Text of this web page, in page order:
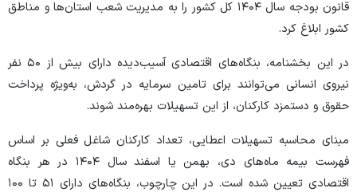
قانون بودجه سال ۱۴۰۴ کل کشور را به مدیریت شعب استان‌ها و مناطق
کشور ابلاغ کرد.
در این بخشنامه، بنگاه‌های اقتصادی آسیب‌دیده دارای بیش از ۵۰ نفر
نیروی انسانی می‌توانند برای تامین سرمایه در گردش، به‌ویژه پرداخت
حقوق و دستمزد کارکنان، از این تسهیلات بهره‌مند شوند.
مبنای محاسبه تسهیلات اعطایی، تعداد کارکنان شاغل فعلی بر اساس
فهرست بیمه ماه‌های دی، بهمن یا اسفند سال ۱۴۰۴ در هر بنگاه
اقتصادی تعیین شده است. در این چارچوب، بنگاه‌های دارای ۵۱ تا ۱۰۰